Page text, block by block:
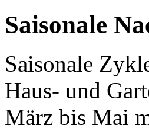
Saisonale
Saisonale
Haus- und
März bis Mai